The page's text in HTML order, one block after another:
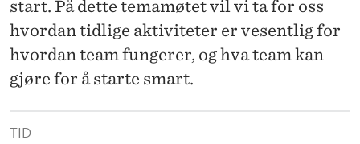
F
E
K
T
start. På dette temamøtet vil vi ta for oss
hvordan tidlige aktiviteter er vesentlig for
hvordan team fungerer, og hva team kan
gjøre for å starte smart.
TID